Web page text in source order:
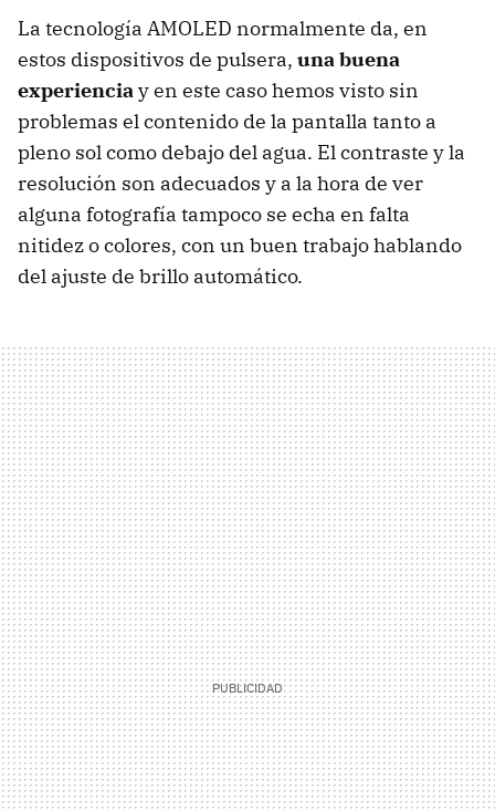
La tecnología AMOLED normalmente da, en
estos dispositivos de pulsera, una buena
experienciay en este caso hemos visto sin
problemas el contenido de la pantalla tanto a
pleno sol como debajo del agua. El contraste y la
resolución son adecuados y a la hora de ver
alguna fotografía tampoco se echa en falta
nitidez o colores, con un buen trabajo hablando
del ajuste de brillo automático.